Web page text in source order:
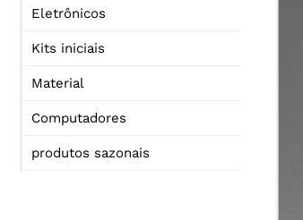
Eletrônicos
Kits iniciais
Material
Computadores
produtos sazonais